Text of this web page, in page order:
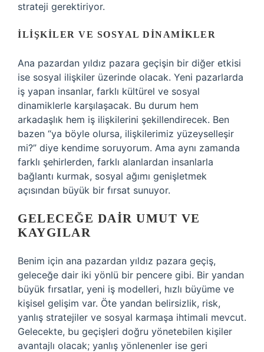
strateji gerektiriyor.
İLIŞKILER VE SOSYAL DINAMIKLER
Ana pazardan yıldız pazara geçişin bir diğer etkisi
ise sosyal ilişkiler üzerinde olacak. Yeni pazarlarda
iş yapan insanlar, farklı kültürel ve sosyal
dinamiklerle karşılaşacak. Bu durum hem
arkadaşlık hem iş ilişkilerini şekillendirecek. Ben
bazen “ya böyle olursa, ilişkilerimiz yüzeyselleşir
mi?” diye kendime soruyorum. Ama aynı zamanda
farklı şehirlerden, farklı alanlardan insanlarla
bağlantı kurmak, sosyal ağımı genişletmek
açısından büyük bir fırsat sunuyor.
GELECEĞE DAIR UMUT VE
KAYGILAR
Benim için ana pazardan yıldız pazara geçiş,
geleceğe dair iki yönlü bir pencere gibi. Bir yandan
büyük fırsatlar, yeni iş modelleri, hızlı büyüme ve
kişisel gelişim var. Öte yandan belirsizlik, risk,
yanlış stratejiler ve sosyal karmaşa ihtimali mevcut.
Gelecekte, bu geçişleri doğru yönetebilen kişiler
avantajlı olacak; yanlış yönlenenler ise geri